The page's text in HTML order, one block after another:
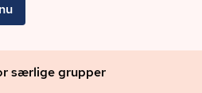
særlige grupper